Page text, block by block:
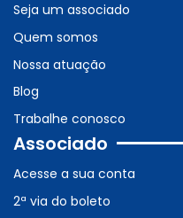
Seja um associado
Quem somos
Nossa atuação
Blog
Trabalhe conosco
Associado
Acesse a sua conta
2ª via do boleto